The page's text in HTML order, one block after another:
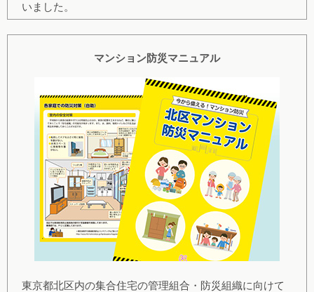
いました。
マンション防災マニュアル
東京都北区内の集合住宅の管理組合・防災組織に向けて